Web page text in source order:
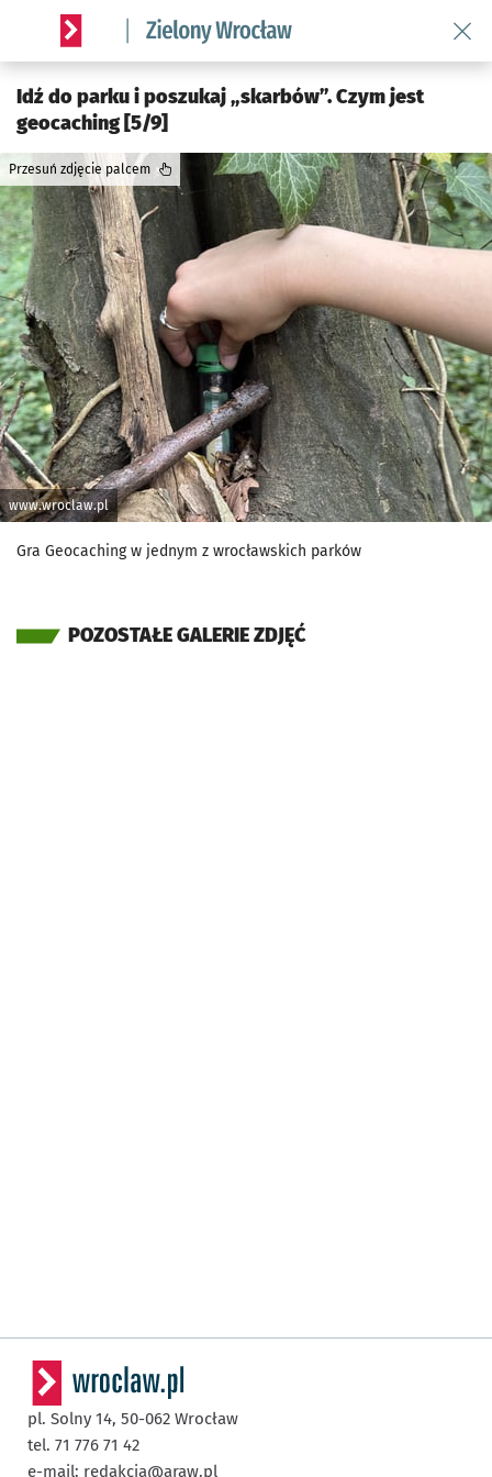
Serwis informacyjny wroclaw.pl podserwis: Środowisko we
Idź do parku i poszukaj „skarbów”. Czym jest
geocaching [5/9]
www.wroclaw.pl
Przesuń zdjęcie palcem
Gra Geocaching w jednym z wrocławskich parków
POZOSTAŁE GALERIE ZDJĘĆ
pl. Solny 14, 50-062 Wrocław
tel. 71 776 71 42
e-mail: redakcja@araw.pl